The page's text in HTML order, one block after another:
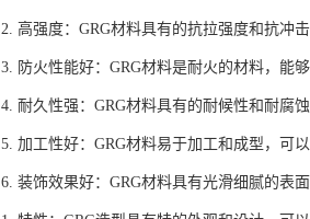
2. 高强度：GRG材料具有的抗拉强度和抗冲
3. 防火性能好：GRG材料是耐火的材料，能
4. 耐久性强：GRG材料具有的耐候性和耐腐
5. 加工性好：GRG材料易于加工和成型，可
6. 装饰效果好：GRG材料具有光滑细腻的表